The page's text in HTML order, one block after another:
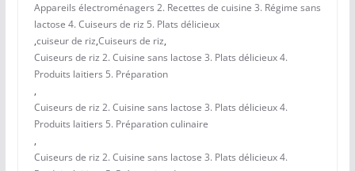
Appareils électroménagers 2. Recettes de cuisine 3. Régime sans
lactose 4. Cuiseurs de riz 5. Plats délicieux
,cuiseur de riz,Cuiseurs de riz,
Cuiseurs de riz 2. Cuisine sans lactose 3. Plats délicieux 4.
Produits laitiers 5. Préparation
,
Cuiseurs de riz 2. Cuisine sans lactose 3. Plats délicieux 4.
Produits laitiers 5. Préparation culinaire
,
Cuiseurs de riz 2. Cuisine sans lactose 3. Plats délicieux 4.